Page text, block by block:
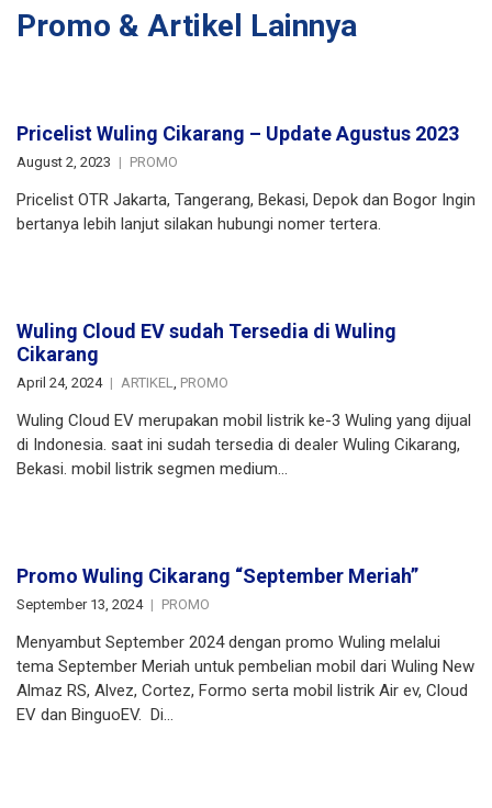
Promo & Artikel Lainnya
Pricelist Wuling Cikarang – Update Agustus 2023
August 2, 2023 PROMO
Pricelist OTR Jakarta, Tangerang, Bekasi, Depok dan Bogor Ingin
bertanya lebih lanjut silakan hubungi nomer tertera.
Wuling Cloud EV sudah Tersedia di Wuling
Cikarang
April 24, 2024 ARTIKEL, PROMO
Wuling Cloud EV merupakan mobil listrik ke-3 Wuling yang dijual
di Indonesia. saat ini sudah tersedia di dealer Wuling Cikarang,
Bekasi. mobil listrik segmen medium…
Promo Wuling Cikarang “September Meriah”
September 13, 2024 PROMO
Menyambut September 2024 dengan promo Wuling melalui
tema September Meriah untuk pembelian mobil dari Wuling New
Almaz RS, Alvez, Cortez, Formo serta mobil listrik Air ev, Cloud
EV dan BinguoEV. Di…